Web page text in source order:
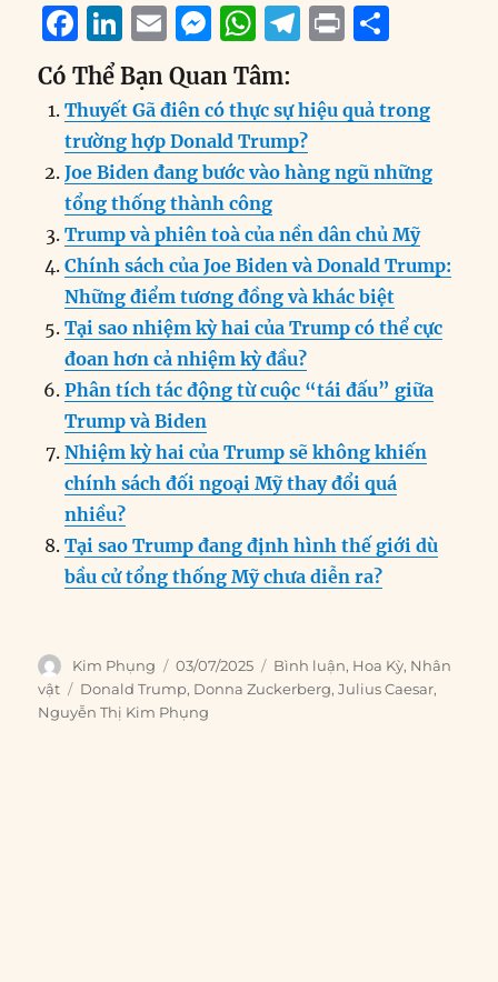
F
a
c
e
b
o
o
k
Li
n
k
e
d
I
n
E
m
ai
l
M
e
ss
e
n
g
er
W
h
at
s
A
p
p
T
e
g
r
m
P
n
t
a
re
Có Thể Bạn Quan Tâm:
Thuyết Gã điên có thực sự hiệu quả trong
trường hợp Donald Trump?
Joe Biden đang bước vào hàng ngũ những
tổng thống thành công
Trump và phiên toà của nền dân chủ Mỹ
Chính sách của Joe Biden và Donald Trump:
Những điểm tương đồng và khác biệt
Tại sao nhiệm kỳ hai của Trump có thể cực
đoan hơn cả nhiệm kỳ đầu?
Phân tích tác động từ cuộc “tái đấu” giữa
Trump và Biden
Nhiệm kỳ hai của Trump sẽ không khiến
chính sách đối ngoại Mỹ thay đổi quá
nhiều?
Tại sao Trump đang định hình thế giới dù
bầu cử tổng thống Mỹ chưa diễn ra?
Author
Kim Phụng
Posted
on
03/07/2025 Categories
Bình luận, Hoa Kỳ, Nhân
vật
Tags
Donald Trump, Donna Zuckerberg,Julius Caesar,
Nguyễn Thị Kim Phụng